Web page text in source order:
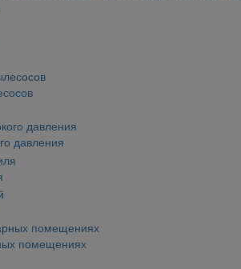
давления
помещениях